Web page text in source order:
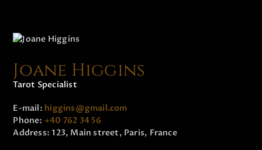
Joane Higgins
Tarot Specialist
E-mail: higgins@gmail.com
Phone: +40 762 34 56
Address:123, Main street, Paris, France